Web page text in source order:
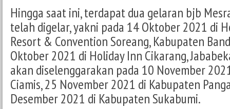
Hingga saat ini, terdapat dua gelaran bjb
telah digelar, yakni pada 14 Oktober 2021 di
Resort & Convention Soreang, Kabupaten
Oktober 2021 di Holiday Inn Cikarang,
akan diselenggarakan pada 10 November
Ciamis, 25 November 2021 di Kabupaten
Desember 2021 di Kabupaten Sukabumi.